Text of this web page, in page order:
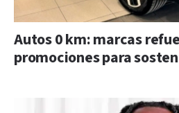
Autos 0 km: marcas
promociones para